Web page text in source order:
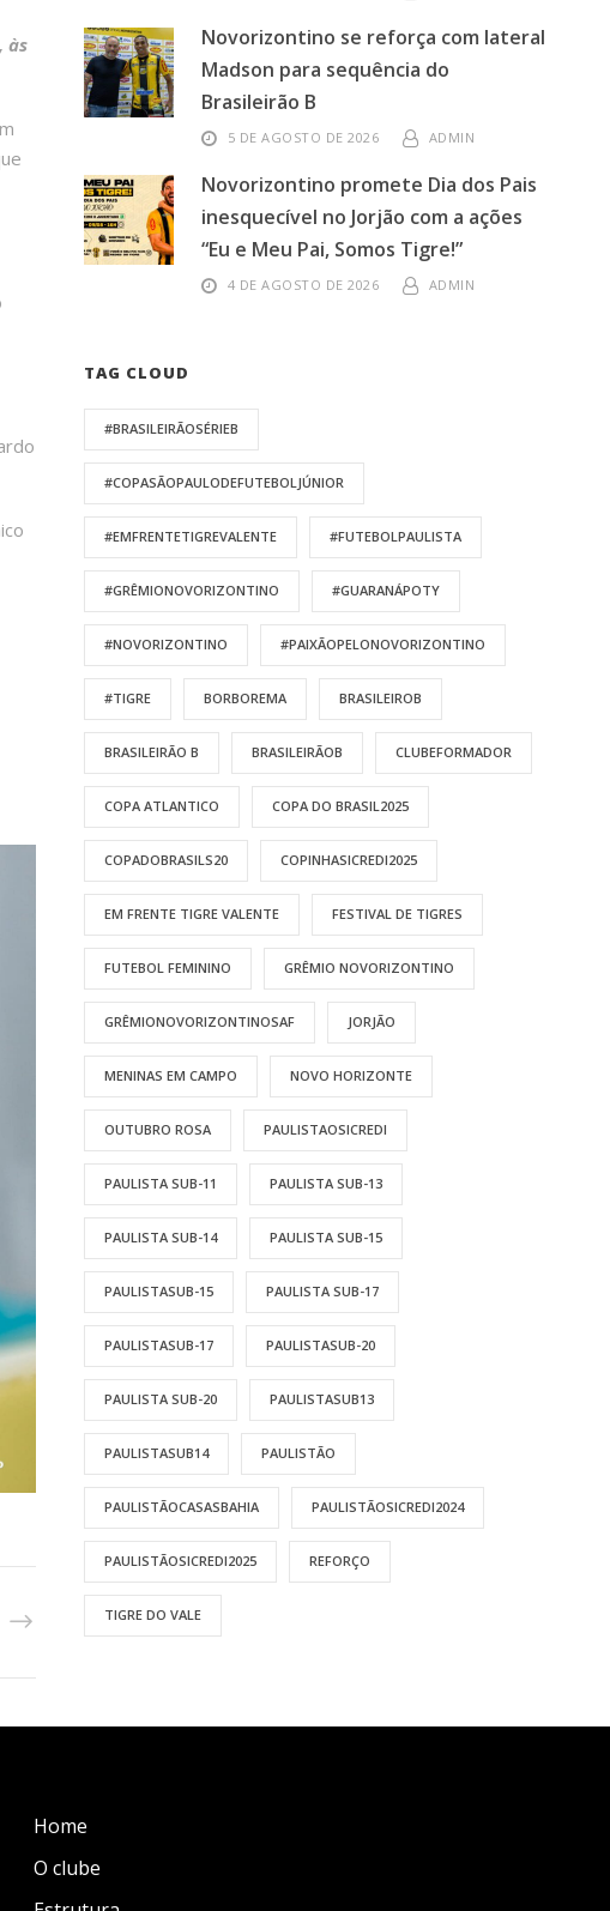
às
Novorizontino se reforça com lateral
Madson para sequência do
Brasileirão B
5 DE AGOSTO DE 2026 ADMIN
Novorizontino promete Dia dos Pais
inesquecível no Jorjão com a ações
“Eu e Meu Pai, Somos Tigre!”
4 DE AGOSTO DE 2026 ADMIN
TAG CLOUD
#BRASILEIRÃOSÉRIEB
#COPASÃOPAULODEFUTEBOLJÚNIOR
#EMFRENTETIGREVALENTE #FUTEBOLPAULISTA
#GRÊMIONOVORIZONTINO #GUARANÁPOTY
#NOVORIZONTINO #PAIXÃOPELONOVORIZONTINO
#TIGRE BORBOREMA BRASILEIROB
BRASILEIRÃO B BRASILEIRÃOB CLUBEFORMADOR
COPA ATLANTICO COPA DO BRASIL2025
COPADOBRASILS20 COPINHASICREDI2025
EM FRENTE TIGRE VALENTE FESTIVAL DE TIGRES
FUTEBOL FEMININO GRÊMIO NOVORIZONTINO
GRÊMIONOVORIZONTINOSAF JORJÃO
MENINAS EM CAMPO NOVO HORIZONTE
OUTUBRO ROSA PAULISTAOSICREDI
PAULISTA SUB-11 PAULISTA SUB-13
PAULISTA SUB-14 PAULISTA SUB-15
PAULISTASUB-15 PAULISTA SUB-17
PAULISTASUB-17 PAULISTASUB-20
PAULISTA SUB-20 PAULISTASUB13
PAULISTASUB14 PAULISTÃO
PAULISTÃOCASASBAHIA PAULISTÃOSICREDI2024
PAULISTÃOSICREDI2025 REFORÇO
TIGRE DO VALE
Home
O clube